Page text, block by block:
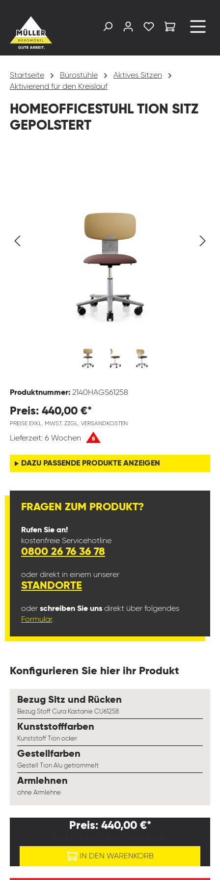
Startseite Bürostühle
Aktives Sitzen
Aktivierend für den Kreislauf
HOMEOFFICESTUHL TION SITZ
GEPOLSTERT
Produktnummer: 2140HAGS61258
Preis: 440,00 €*
PREISE EXKL. MWST. ZZGL. VERSANDKOSTEN
Lieferzeit: 6 Wochen B
DAZU PASSENDE PRODUKTE ANZEIGEN
FRAGEN ZUM PRODUKT?
Rufen Sie an!
kostenfreie Servicehotline
0800 26 76 36 78
oder direkt in einem unserer
STANDORTE
oder schreiben Sie uns direkt über folgendes
Formular.
Konfigurieren Sie hier ihr Produkt
Bezug Sitz und Rücken
Bezug Stoff Cura Kastanie CU61258
Kunststofffarben
Kunststoff Tion ocker
Gestellfarben
Gestell Tion Alu getrommelt
Armlehnen
ohne Armlehne
Preis: 440,00 €*
IN DEN WARENKORB